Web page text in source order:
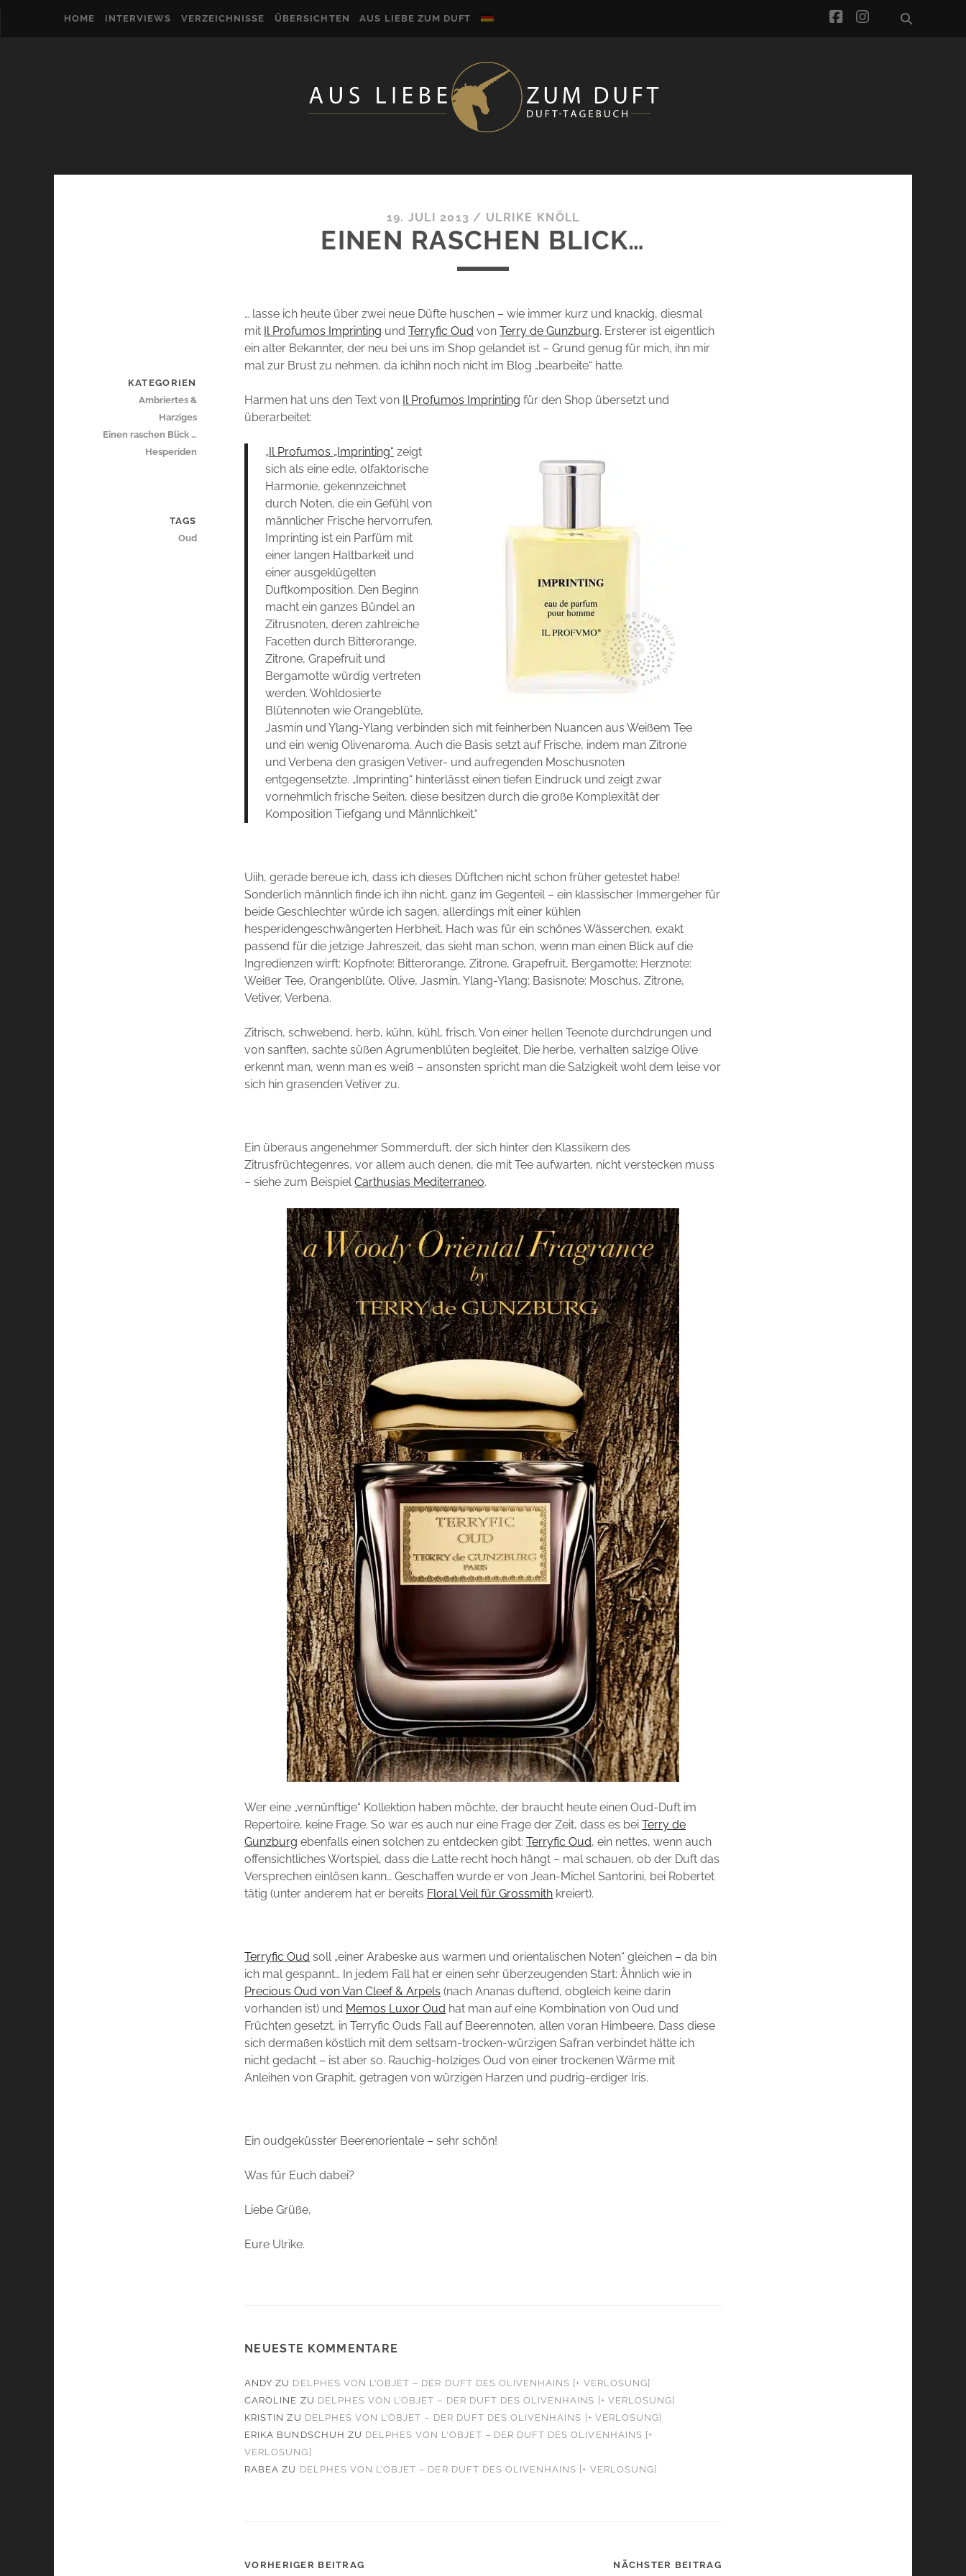
HOME INTERVIEWS VERZEICHNISSE ÜBERSICHTEN AUS LIEBE ZUM DUFT facebook
instagram
19. JULI 2013 / ULRIKE KNÖLL
EINEN RASCHEN BLICK…
… lasse ich heute über zwei neue Düfte huschen – wie immer kurz und knackig, diesmal
mit Il Profumos Imprinting undTerryfic Oud vonTerry de Gunzburg. Ersterer ist eigentlich
ein alter Bekannter, der neu bei uns im Shop gelandet ist – Grund genug für mich, ihn mir
mal zur Brust zu nehmen, da ichihn noch nicht im Blog „bearbeite“ hatte.
Harmen hat uns den Text von Il Profumos Imprinting für den Shop übersetzt und
überarbeitet:
„Il Profumos „Imprinting“ zeigt
sich als eine edle, olfaktorische
Harmonie, gekennzeichnet
durch Noten, die ein Gefühl von
männlicher Frische hervorrufen.
Imprinting ist ein Parfüm mit
einer langen Haltbarkeit und
einer ausgeklügelten
Duftkomposition. Den Beginn
macht ein ganzes Bündel an
Zitrusnoten, deren zahlreiche
Facetten durch Bitterorange,
Zitrone, Grapefruit und
Bergamotte würdig vertreten
werden. Wohldosierte
Blütennoten wie Orangeblüte,
Jasmin und Ylang-Ylang verbinden sich mit feinherben Nuancen aus Weißem Tee
und ein wenig Olivenaroma. Auch die Basis setzt auf Frische, indem man Zitrone
und Verbena den grasigen Vetiver- und aufregenden Moschusnoten
entgegensetzte. „Imprinting“ hinterlässt einen tiefen Eindruck und zeigt zwar
vornehmlich frische Seiten, diese besitzen durch die große Komplexität der
Komposition Tiefgang und Männlichkeit.“
Uiih, gerade bereue ich, dass ich dieses Düftchen nicht schon früher getestet habe!
Sonderlich männlich finde ich ihn nicht, ganz im Gegenteil – ein klassischer Immergeher für
beide Geschlechter würde ich sagen, allerdings mit einer kühlen
hesperidengeschwängerten Herbheit. Hach was für ein schönes Wässerchen, exakt
passend für die jetzige Jahreszeit, das sieht man schon, wenn man einen Blick auf die
Ingredienzen wirft: Kopfnote: Bitterorange, Zitrone, Grapefruit, Bergamotte; Herznote:
Weißer Tee, Orangenblüte, Olive, Jasmin, Ylang-Ylang; Basisnote: Moschus, Zitrone,
Vetiver, Verbena.
Zitrisch, schwebend, herb, kühn, kühl, frisch. Von einer hellen Teenote durchdrungen und
von sanften, sachte süßen Agrumenblüten begleitet. Die herbe, verhalten salzige Olive
erkennt man, wenn man es weiß – ansonsten spricht man die Salzigkeit wohl dem leise vor
sich hin grasenden Vetiver zu.
Ein überaus angenehmer Sommerduft, der sich hinter den Klassikern des
Zitrusfrüchtegenres, vor allem auch denen, die mit Tee aufwarten, nicht verstecken muss
– siehe zum BeispielCarthusias Mediterraneo.
Wer eine „vernünftige“ Kollektion haben möchte, der braucht heute einen Oud-Duft im
Repertoire, keine Frage. So war es auch nur eine Frage der Zeit, dass es beiTerry de
Gunzburg ebenfalls einen solchen zu entdecken gibt:Terryfic Oud, ein nettes, wenn auch
offensichtliches Wortspiel, dass die Latte recht hoch hängt – mal schauen, ob der Duft das
Versprechen einlösen kann… Geschaffen wurde er von Jean-Michel Santorini, bei Robertet
tätig (unter anderem hat er bereits Floral Veil für Grossmith kreiert).
Terryfic Oud soll „einer Arabeske aus warmen und orientalischen Noten“ gleichen – da bin
ich mal gespannt… In jedem Fall hat er einen sehr überzeugenden Start: Ähnlich wie in
Precious Oud von Van Cleef & Arpels (nach Ananas duftend, obgleich keine darin
vorhanden ist) und Memos Luxor Oud hat man auf eine Kombination von Oud und
Früchten gesetzt, in Terryfic Ouds Fall auf Beerennoten, allen voran Himbeere. Dass diese
sich dermaßen köstlich mit dem seltsam-trocken-würzigen Safran verbindet hätte ich
nicht gedacht – ist aber so. Rauchig-holziges Oud von einer trockenen Wärme mit
Anleihen von Graphit, getragen von würzigen Harzen und pudrig-erdiger Iris.
Ein oudgeküsster Beerenorientale – sehr schön!
Was für Euch dabei?
Liebe Grüße,
Eure Ulrike.
NEUESTE KOMMENTARE
ANDY ZU DELPHES VON L’OBJET – DER DUFT DES OLIVENHAINS [+ VERLOSUNG]
CAROLINE ZU DELPHES VON L’OBJET – DER DUFT DES OLIVENHAINS [+ VERLOSUNG]
KRISTIN ZU DELPHES VON L’OBJET – DER DUFT DES OLIVENHAINS [+ VERLOSUNG]
ERIKA BUNDSCHUH ZU DELPHES VON L’OBJET – DER DUFT DES OLIVENHAINS [+
VERLOSUNG]
RABEA ZU DELPHES VON L’OBJET – DER DUFT DES OLIVENHAINS [+ VERLOSUNG]
VORHERIGER BEITRAG NÄCHSTER BEITRAG
KATEGORIEN
Ambriertes &
Harziges
Einen raschen Blick …
Hesperiden
TAGS
Oud